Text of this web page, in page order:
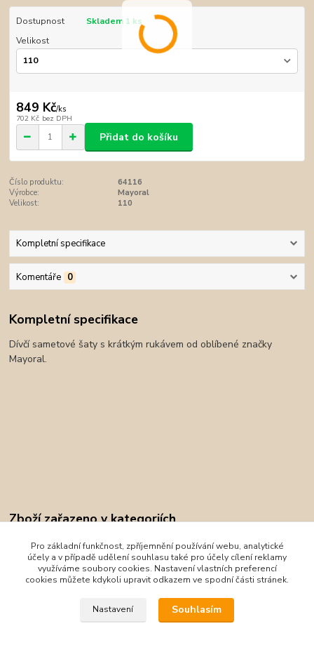
Dostupnost
Skladem 1 ks
Velikost
849 Kč/ks
702 Kč bez DPH
Přidat do košíku
Číslo produktu:
64116
Výrobce:
Mayoral
Velikost:
110
Kompletní specifikace
Komentáře 0
Kompletní specifikace
Dívčí sametové šaty s krátkým rukávem od oblíbené značky
Mayoral.
Zboží zařazeno v kategoriích
Oblečení
Mayoral
Pro základní funkčnost, zpříjemnění používání webu, analytické
účely a v případě udělení souhlasu také pro účely cílení reklamy
využíváme soubory cookies. Nastavení vlastních preferencí
cookies můžete kdykoli upravit odkazem ve spodní části stránek.
Nastavení Souhlasím